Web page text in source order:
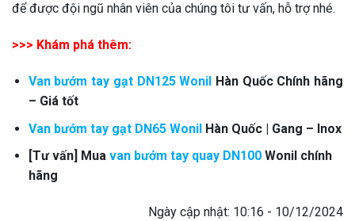
để được đội ngũ nhân viên của chúng tôi tư vấn, hỗ trợ nhé.
>>> Khám phá thêm:
Van bướm tay gạt DN125 Wonil Hàn Quốc Chính hãng
– Giá tốt
Van bướm tay gạt DN65 WonilHàn Quốc | Gang – Inox
[Tư vấn] Mua van bướm tay quay DN100Wonil chính
hãng
Ngày cập nhật: 10:16 - 10/12/2024